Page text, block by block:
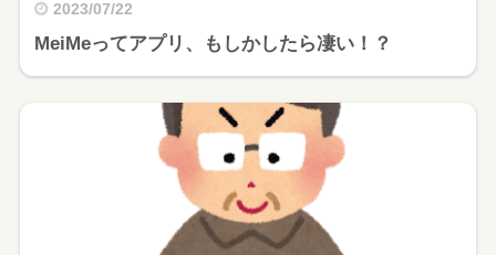
2023/07/22
MeiMeってアプリ、もしかしたら凄い！？